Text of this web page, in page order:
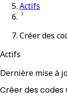
Actifs
Créer des
Actifs
Dernière mise à
Créer des codes